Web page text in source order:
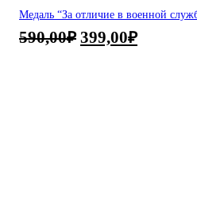
Медаль “За отличие в военной
590,00₽ 399,00₽